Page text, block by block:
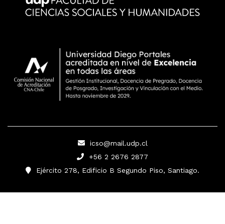
icso@mail.udp.cl
+56 2 2676 2877
Ejército 278, Edificio B Segundo Piso, Santiago.